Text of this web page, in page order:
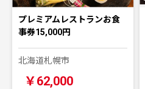
プレミアムレストランお食
事券15,000円
北海道札幌市
￥62,000